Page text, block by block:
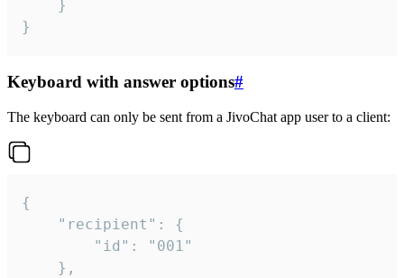
}
Keyboard with answer options#
The keyboard can only be sent from a JivoChat app user to a client:
{